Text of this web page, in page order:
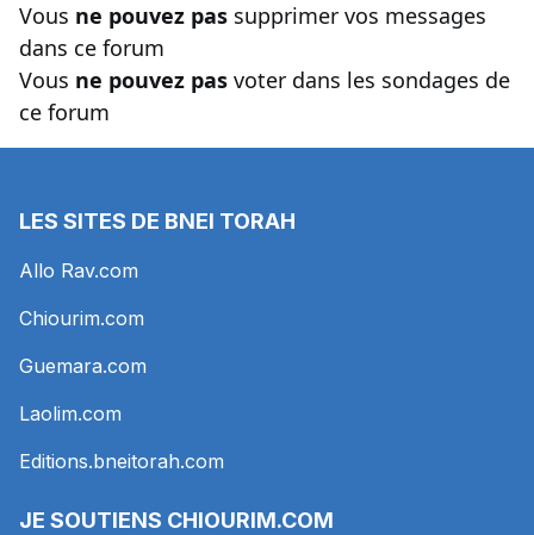
Vous ne pouvez pas supprimer vos messages
dans ce forum
Vous ne pouvez pas voter dans les sondages de
ce forum
LES SITES DE BNEI TORAH
Allo Rav.com
Chiourim.com
Guemara.com
Laolim.com
Editions.bneitorah.com
JE SOUTIENS CHIOURIM.COM